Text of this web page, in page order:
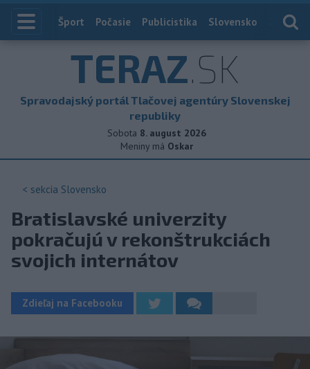
Index
Šport Počasie Publicistika Slovensko
TERAZ.SK
Spravodajský portál Tlačovej agentúry Slovenskej
republiky
Sobota 8. august 2026
Meniny má Oskar
< sekcia Slovensko
Bratislavské univerzity
pokračujú v rekonštrukciách
svojich internátov
Zdieľaj na Facebooku